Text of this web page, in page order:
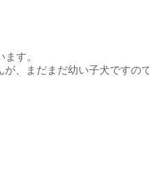
す。
、まだまだ幼い子犬ですの